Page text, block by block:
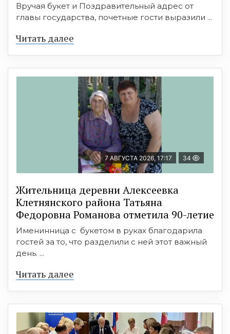
Вручая букет и Поздравительный адрес от
главы государства, почетные гости выразили ...
Читать далее
7 АВГУСТА 2026, 17:17 34
Жительница деревни Алексеевка
Клетнянского района Татьяна
Федоровна Романова отметила 90-летие
Именинница с букетом в руках благодарила
гостей за то, что разделили с ней этот важный
день. ...
Читать далее